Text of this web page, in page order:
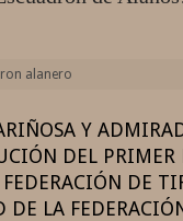
alanero
Y
DEL PRIMER
DE
LA